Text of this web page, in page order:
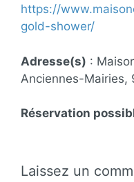
https://
gold-shower/
Adresse(s) :
Anciennes-Mairies,
Réservation
Laissez un